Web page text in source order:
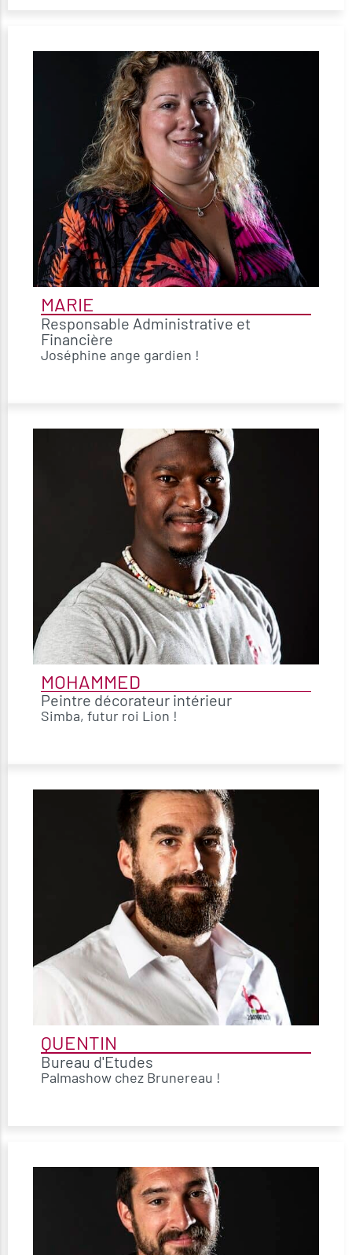
MARIE
Responsable Administrative et
Financière
Joséphine ange gardien !
MOHAMMED
Peintre décorateur intérieur
Simba, futur roi Lion !
QUENTIN
Bureau d'Etudes
Palmashow chez Brunereau !